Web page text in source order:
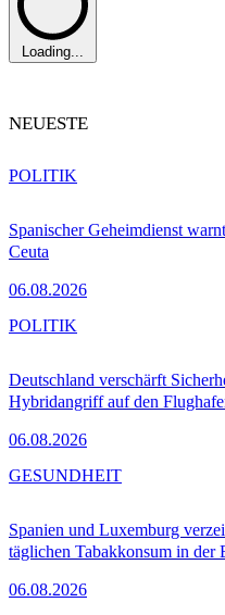
Loading...
NEUESTE
Spanischer Geheimdienst
Ceuta
06.08.2026
POLITIK
Deutschland verschärft
Hybridangriff auf den
06.08.2026
POLITIK
Spanien und Luxemburg
täglichen Tabakkonsum in der
06.08.2026
GESUNDHEIT